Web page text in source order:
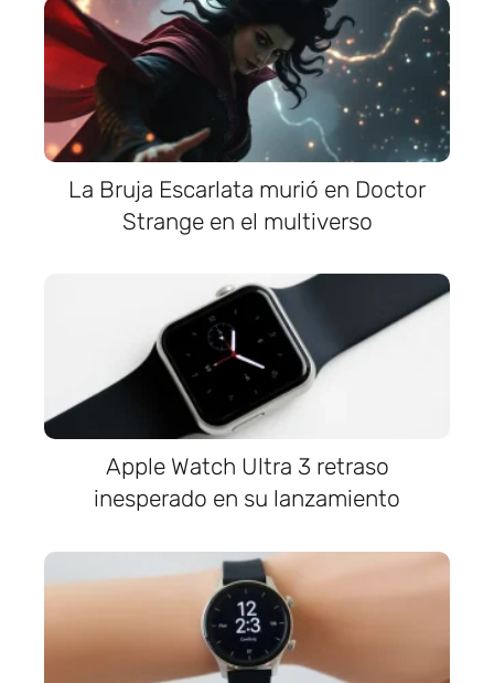
La Bruja Escarlata murió en Doctor
Strange en el multiverso
Apple Watch Ultra 3 retraso
inesperado en su lanzamiento